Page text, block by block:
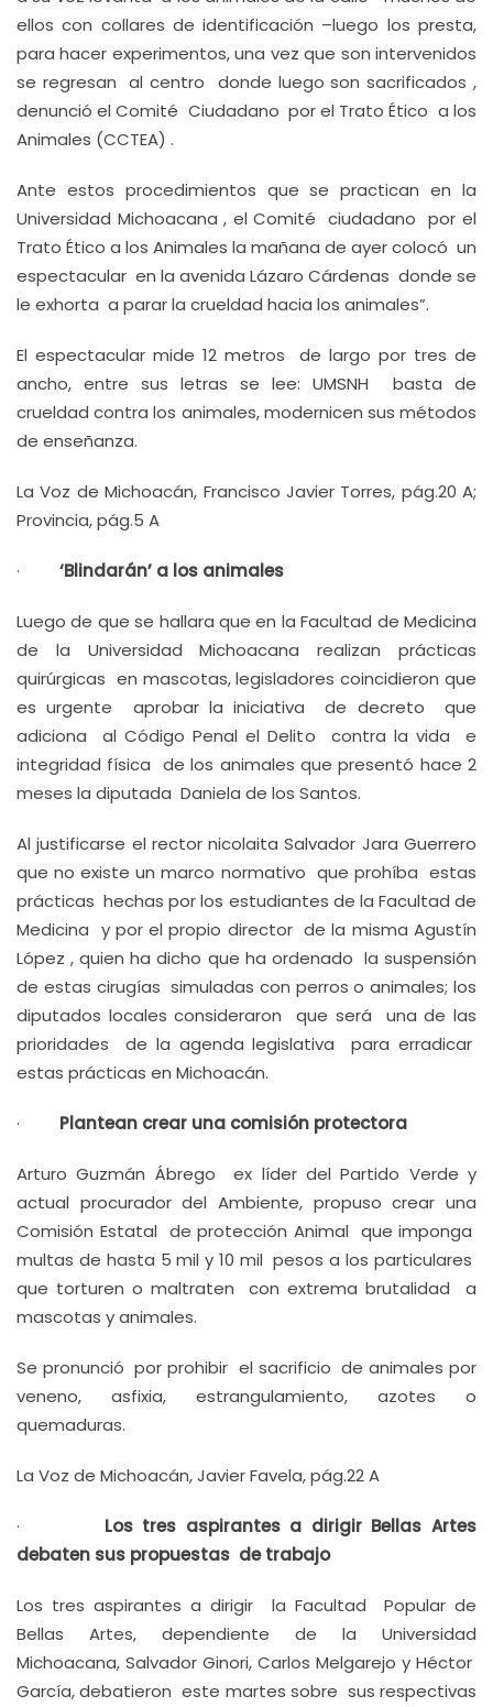
ellos con collares de identificación –luego los presta,
para hacer experimentos, una vez que son intervenidos
se regresan al centro donde luego son sacrificados ,
denunció el Comité Ciudadano por el Trato Ético a los
Animales (CCTEA) .
Ante estos procedimientos que se practican en la
Universidad Michoacana , el Comité ciudadano por el
Trato Ético a los Animales la mañana de ayer colocó un
espectacular en la avenida Lázaro Cárdenas donde se
le exhorta a parar la crueldad hacia los animales”.
El espectacular mide 12 metros de largo por tres de
ancho, entre sus letras se lee: UMSNH basta de
crueldad contra los animales, modernicen sus métodos
de enseñanza.
La Voz de Michoacán, Francisco Javier Torres, pág.20 A;
Provincia, pág.5 A
· ‘Blindarán’ a los animales
Luego de que se hallara que en la Facultad de Medicina
de la Universidad Michoacana realizan prácticas
quirúrgicas en mascotas, legisladores coincidieron que
es urgente aprobar la iniciativa de decreto que
adiciona al Código Penal el Delito contra la vida e
integridad física de los animales que presentó hace 2
meses la diputada Daniela de los Santos.
Al justificarse el rector nicolaita Salvador Jara Guerrero
que no existe un marco normativo que prohíba estas
prácticas hechas por los estudiantes de la Facultad de
Medicina y por el propio director de la misma Agustín
López , quien ha dicho que ha ordenado la suspensión
de estas cirugías simuladas con perros o animales; los
diputados locales consideraron que será una de las
prioridades de la agenda legislativa para erradicar
estas prácticas en Michoacán.
· Plantean crear una comisión protectora
Arturo Guzmán Ábrego ex líder del Partido Verde y
actual procurador del Ambiente, propuso crear una
Comisión Estatal de protección Animal que imponga
multas de hasta 5 mil y 10 mil pesos a los particulares
que torturen o maltraten con extrema brutalidad a
mascotas y animales.
Se pronunció por prohibir el sacrificio de animales por
veneno, asfixia, estrangulamiento, azotes o
quemaduras.
La Voz de Michoacán, Javier Favela, pág.22 A
· Los tres aspirantes a dirigir Bellas Artes
debaten sus propuestas de trabajo
Los tres aspirantes a dirigir la Facultad Popular de
Bellas Artes, dependiente de la Universidad
Michoacana, Salvador Ginori, Carlos Melgarejo y Héctor
García, debatieron este martes sobre sus respectivas